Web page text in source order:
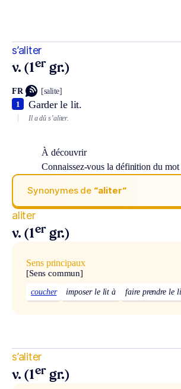
s’aliter
v. (1er gr.)
FR [salite]
Garder le lit.
1
Il a dû s’aliter.
À découvrir
Connaissez-vous la définition du mot
Synonymes de “aliter“
aliter
v. (1er gr.)
Sens principaux
[Sens commun]
coucher imposer le lit à faire prendre le
s’aliter
v. (1er gr.)